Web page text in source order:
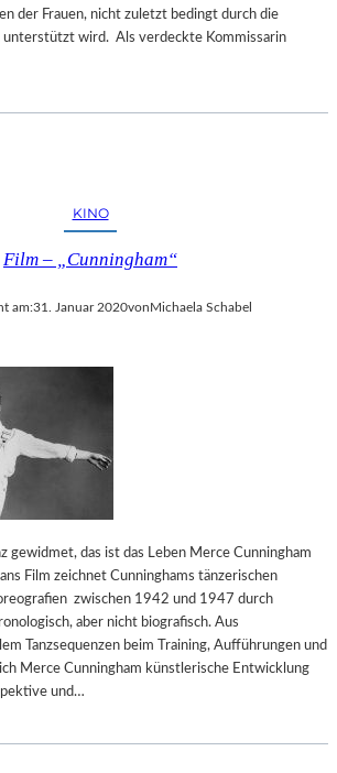
der Frauen, nicht zuletzt bedingt durch die
unterstützt wird. Als verdeckte Kommissarin
KINO
Film – „Cunningham“
am:31. Januar 2020vonMichaela Schabel
gewidmet, das ist das Leben Merce Cunningham
Film zeichnet Cunninghams tänzerischen
zwischen 1942 und 1947 durch
aber nicht biografisch. Aus
Tanzsequenzen beim Training, Aufführungen und
Merce Cunningham künstlerische Entwicklung
und…